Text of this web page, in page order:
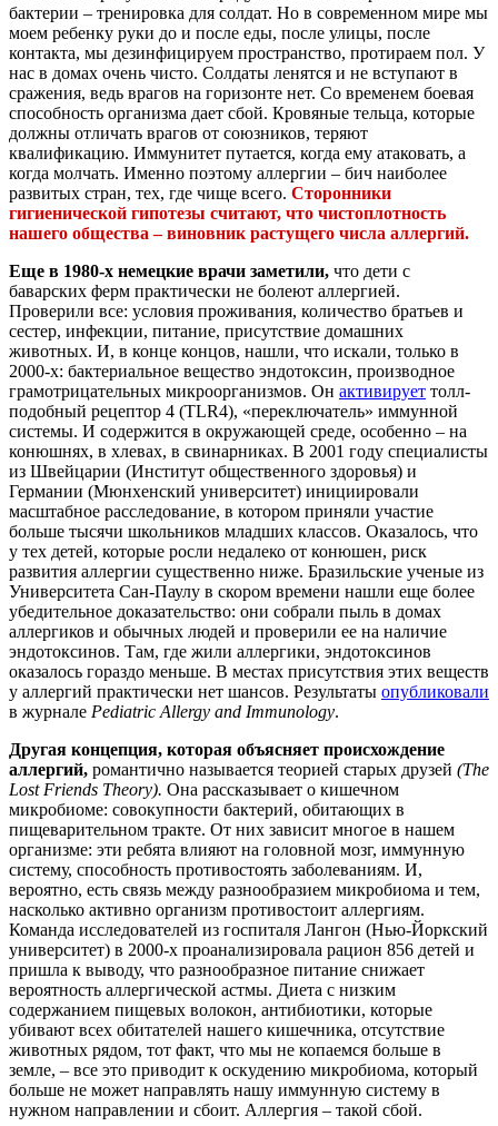
бактерии – тренировка для солдат. Но в современном мире мы
моем ребенку руки до и после еды, после улицы, после
контакта, мы дезинфицируем пространство, протираем пол. У
нас в домах очень чисто. Солдаты ленятся и не вступают в
сражения, ведь врагов на горизонте нет. Со временем боевая
способность организма дает сбой. Кровяные тельца, которые
должны отличать врагов от союзников, теряют
квалификацию. Иммунитет путается, когда ему атаковать, а
когда молчать. Именно поэтому аллергии – бич наиболее
развитых стран, тех, где чище всего. Сторонники
гигиенической гипотезы считают, что чистоплотность
нашего общества – виновник растущего числа аллергий.
Еще в 1980-х немецкие врачи заметили, что дети с
баварских ферм практически не болеют аллергией.
Проверили все: условия проживания, количество братьев и
сестер, инфекции, питание, присутствие домашних
животных. И, в конце концов, нашли, что искали, только в
2000-х: бактериальное вещество эндотоксин, производное
грамотрицательных микроорганизмов. Он активирует толл-
подобный рецептор 4 (TLR4), «переключатель» иммунной
системы. И содержится в окружающей среде, особенно – на
конюшнях, в хлевах, в свинарниках. В 2001 году специалисты
из Швейцарии (Институт общественного здоровья) и
Германии (Мюнхенский университет) инициировали
масштабное расследование, в котором приняли участие
больше тысячи школьников младших классов. Оказалось, что
у тех детей, которые росли недалеко от конюшен, риск
развития аллергии существенно ниже. Бразильские ученые из
Университета Сан-Паулу в скором времени нашли еще более
убедительное доказательство: они собрали пыль в домах
аллергиков и обычных людей и проверили ее на наличие
эндотоксинов. Там, где жили аллергики, эндотоксинов
оказалось гораздо меньше. В местах присутствия этих веществ
у аллергий практически нет шансов. Результаты опубликовали
в журнале Pediatric Allergy and Immunology.
Другая концепция, которая объясняет происхождение
аллергий, романтично называется теорией старых друзей (The
Lost Friends Theory). Она рассказывает о кишечном
микробиоме: совокупности бактерий, обитающих в
пищеварительном тракте. От них зависит многое в нашем
организме: эти ребята влияют на головной мозг, иммунную
систему, способность противостоять заболеваниям. И,
вероятно, есть связь между разнообразием микробиома и тем,
насколько активно организм противостоит аллергиям.
Команда исследователей из госпиталя Лангон (Нью-Йоркский
университет) в 2000-х проанализировала рацион 856 детей и
пришла к выводу, что разнообразное питание снижает
вероятность аллергической астмы. Диета с низким
содержанием пищевых волокон, антибиотики, которые
убивают всех обитателей нашего кишечника, отсутствие
животных рядом, тот факт, что мы не копаемся больше в
земле, – все это приводит к оскудению микробиома, который
больше не может направлять нашу иммунную систему в
нужном направлении и сбоит. Аллергия – такой сбой.